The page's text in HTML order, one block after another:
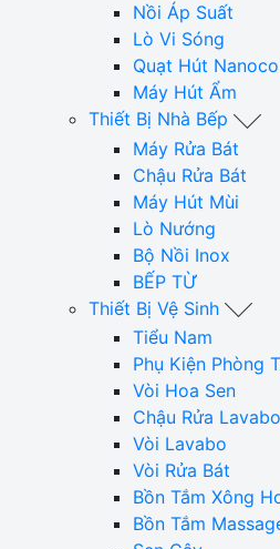
Nồi Áp Suất
Lò Vi Sóng
Quạt Hút Nanoco
Máy Hút Ẩm
Thiết Bị Nhà Bếp
Máy Rửa Bát
Chậu Rửa Bát
Máy Hút Mùi
Lò Nướng
Bộ Nồi Inox
BẾP TỪ
Thiết Bị Vệ Sinh
Tiểu Nam
Phụ Kiện Phòng
Vòi Hoa Sen
Chậu Rửa Lavabo
Vòi Lavabo
Vòi Rửa Bát
Bồn Tắm Xông
Bồn Tắm